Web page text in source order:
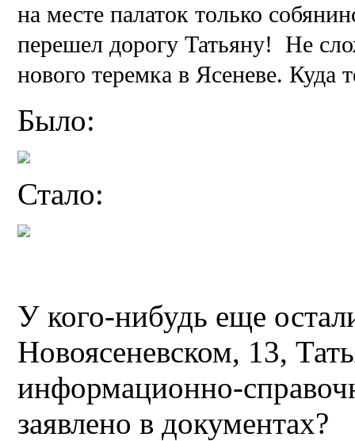
на месте палаток только
перешел дорогу Татьяну! Не
нового теремка в Ясеневе. Куда
Было:
Стало:
У кого-нибудь еще
Новоясеневском, 13,
информационно-
заявлено в документах?